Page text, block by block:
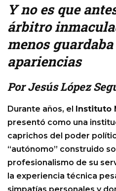
Y no es que
árbitro
menos
apariencias
Por Jesús López
Durante años, el Instituto
presentó como una
caprichos del poder
“autónomo” construido
profesionalismo de su
la experiencia técnica